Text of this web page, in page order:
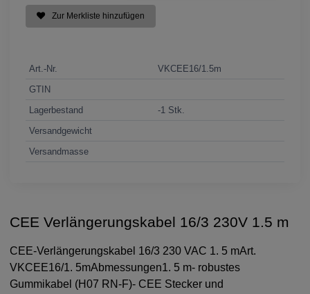
Zur Merkliste hinzufügen
Art.-Nr.
VKCEE16/1.5m
GTIN
Lagerbestand
-1 Stk.
Versandgewicht
Versandmasse
CEE Verlängerungskabel 16/3 230V 1.5 m
CEE-Verlängerungskabel 16/3 230 VAC 1. 5 mArt.
VKCEE16/1. 5mAbmessungen1. 5 m- robustes
Gummikabel (H07 RN-F)- CEE Stecker und